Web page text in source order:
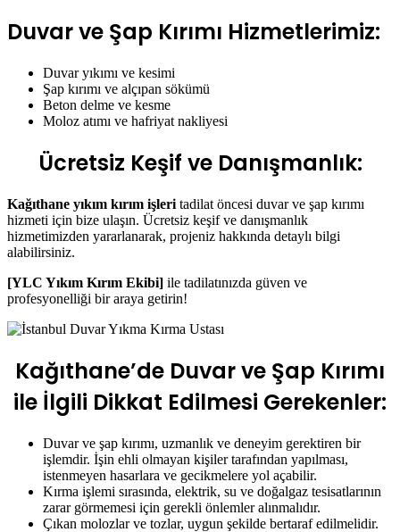
Duvar ve Şap Kırımı Hizmetlerimiz:
Duvar yıkımı ve kesimi
Şap kırımı ve alçıpan sökümü
Beton delme ve kesme
Moloz atımı ve hafriyat nakliyesi
Ücretsiz Keşif ve Danışmanlık:
Kağıthane yıkım kırım işleri tadilat öncesi duvar ve şap kırımı
hizmeti için bize ulaşın. Ücretsiz keşif ve danışmanlık
hizmetimizden yararlanarak, projeniz hakkında detaylı bilgi
alabilirsiniz.
[YLC Yıkım Kırım Ekibi] ile tadilatınızda güven ve
profesyonelliği bir araya getirin!
Kağıthane’de Duvar ve Şap Kırımı
ile İlgili Dikkat Edilmesi Gerekenler:
Duvar ve şap kırımı, uzmanlık ve deneyim gerektiren bir
işlemdir. İşin ehli olmayan kişiler tarafından yapılması,
istenmeyen hasarlara ve gecikmelere yol açabilir.
Kırma işlemi sırasında, elektrik, su ve doğalgaz tesisatlarının
zarar görmemesi için gerekli önlemler alınmalıdır.
Çıkan molozlar ve tozlar, uygun şekilde bertaraf edilmelidir.